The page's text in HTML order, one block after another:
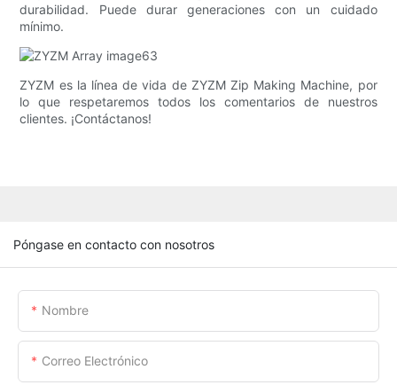
durabilidad. Puede durar generaciones con un cuidado
mínimo.
ZYZM es la línea de vida de ZYZM Zip Making Machine, por
lo que respetaremos todos los comentarios de nuestros
clientes. ¡Contáctanos!
Póngase en contacto con nosotros
Nombre
Correo Electrónico